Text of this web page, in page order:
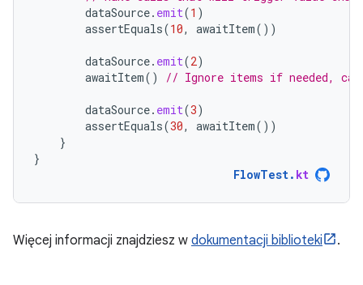
dataSource. emit(1 )
assertEquals(10, awaitItem())
dataSource. emit(2)
awaitItem() // Ignore items if needed,
dataSource. emit(3)
assertEquals(30, awaitItem())
}
}
FlowTest. kt
Więcej informacji znajdziesz w dokumentacji biblioteki .